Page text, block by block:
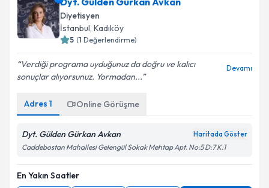
Diyetisyen
İstanbul, Kadıköy
5 (1 Değerlendirme)
Verdiği programa uyduğunuz da doğru ve kalıcı
sonuçlar alıyorsunuz. Yormadan...
Devamı
Adres 1 Online Görüşme
Dyt. Gülden Gürkan Avkan Haritada Göster
Caddebostan Mahallesi Gelengül Sokak Mehtap Apt. No:5 D:7 K:1
En Yakın Saatler